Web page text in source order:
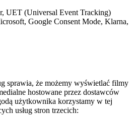
UET (Universal Event Tracking)
Google Consent Mode, Klarna,
sprawia, że możemy wyświetlać filmy
hostowane przez dostawców
użytkownika korzystamy w tej
usług stron trzecich: